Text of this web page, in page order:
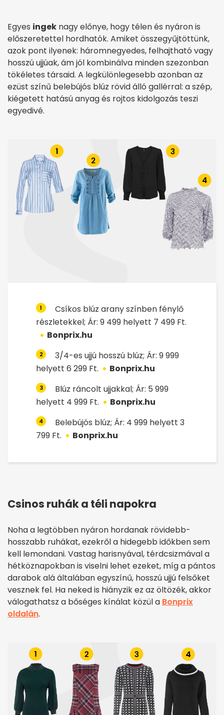
Egyes ingek nagy előnye, hogy télen és nyáron is
előszeretettel hordhatók. Amiket összegyűjtöttünk,
azok pont ilyenek: háromnegyedes, felhajtható vagy
hosszú ujjúak, ám jól kombinálva minden szezonban
tökéletes társaid. A legkülönlegesebb azonban az
ezüst színű belebújós blúz rövid álló gallérral: a szép,
kiégetett hatású anyag és rojtos kidolgozás teszi
egyedivé.
1
Csíkos blúz arany színben fénylő
részletekkel; Ár: 9 499 helyett 7 499 Ft.
Bonprix.hu
2
3/4-es ujjú hosszú blúz; Ár: 9 999
helyett 6 299 Ft.
Bonprix.hu
3
Blúz ráncolt ujjakkal; Ár: 5 999
helyett 4 999 Ft.
Bonprix.hu
4
Belebújós blúz; Ár: 4 999 helyett 3
799 Ft.
Bonprix.hu
Csinos ruhák a téli napokra
Noha a legtöbben nyáron hordanak rövidebb-
hosszabb ruhákat, ezekről a hidegebb időkben sem
kell lemondani. Vastag harisnyával, térdcsizmával a
hétköznapokban is viselni lehet ezeket, míg a pántos
darabok alá általában egyszínű, hosszú ujjú felsőket
vesznek fel. Ha neked is hiányzik ez az öltözék, akkor
válogathatsz a bőséges kínálat közül a Bonprix
oldalán.